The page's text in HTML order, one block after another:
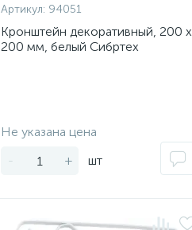
Артикул: 94051
Кронштейн декоративный, 200 х
200 мм, белый Сибртех
Не указана цена
-
+ шт